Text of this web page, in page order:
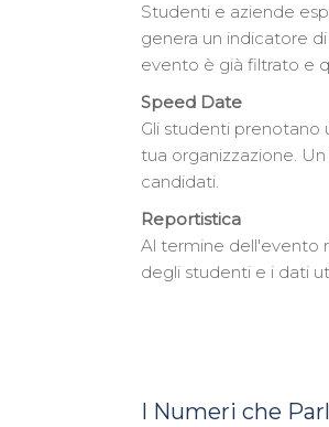
Studenti e aziende
genera un indicatore
evento è già filtrato e
Speed Date
Gli studenti prenotano
tua organizzazione.
candidati.
Reportistica
Al termine dell'evento
degli studenti e i dati
I Numeri che